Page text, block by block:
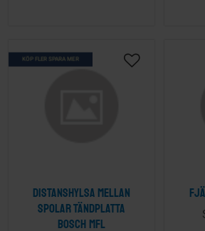
Distanshylsa mellan
spolar tändplatta
Bosch mfl
KÖP FLER SPARA MER
Lägg till i